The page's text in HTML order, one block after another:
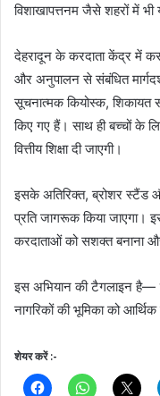
विशाखापत्तनम जैसे शहरों में भी
देहरादून के करदाता केंद्र में
और अनुपालन से संबंधित
सूचनात्मक कियोस्क, शिकायत
किए गए हैं। साथ ही बच्चों के
वित्तीय शिक्षा दी जाएगी।
इसके अतिरिक्त, ब्रोशर स्टैंड
प्रति जागरूक किया
करदाताओं को सशक्त बनाना
इस अभियान की टैगलाइन है—
नागरिकों की भूमिका को
शेयर करें :-